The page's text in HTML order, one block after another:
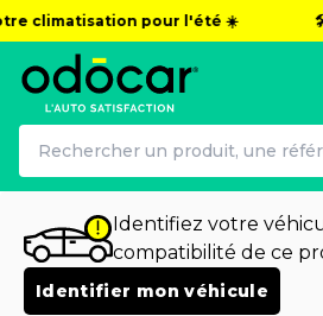
climatisation pour l'été ☀️ 🛠️
Identifiez votre
compatibilité de ce
Identifier mon véhicule